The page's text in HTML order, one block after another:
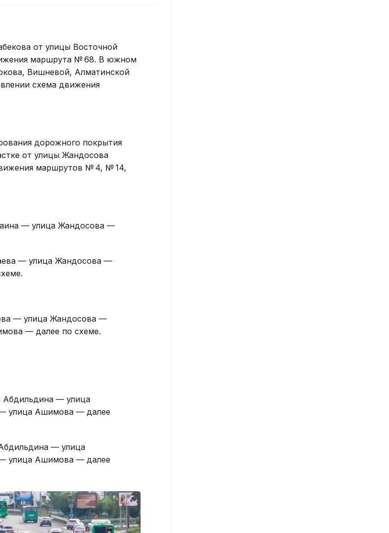
от улицы Восточной
маршрута № 68. В южном
Вишневой, Алматинской
схема движения
дорожного покрытия
от улицы Жандосова
маршрутов № 4, № 14,
— улица Жандосова —
— улица Жандосова —
— улица Жандосова —
— далее по схеме.
Абдильдина — улица
— улица Ашимова — далее
— улица
— улица Ашимова — далее